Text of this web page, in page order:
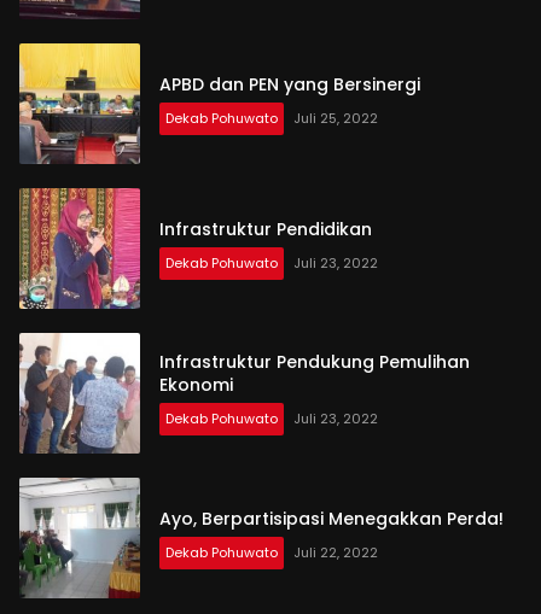
APBD dan PEN yang Bersinergi
Dekab Pohuwato Juli 25, 2022
Infrastruktur Pendidikan
Dekab Pohuwato Juli 23, 2022
Infrastruktur Pendukung Pemulihan
Ekonomi
Dekab Pohuwato Juli 23, 2022
Ayo, Berpartisipasi Menegakkan Perda!
Dekab Pohuwato Juli 22, 2022